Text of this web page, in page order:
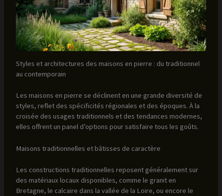
Styles et architectures des maisons en pierre : du traditionnel
au contemporain
Les maisons en pierre se déclinent en une grande diversité de
styles, reflet des spécificités régionales et des époques. À la
croisée des usages traditionnels et des tendances modernes,
elles offrent un panel d’options pour satisfaire tous les goûts.
Maisons traditionnelles et bâtisses de caractère
Les constructions traditionnelles reposent généralement sur
des matériaux locaux disponibles, comme le granit en
Bretagne, le calcaire dans la vallée de la Loire, ou encore le